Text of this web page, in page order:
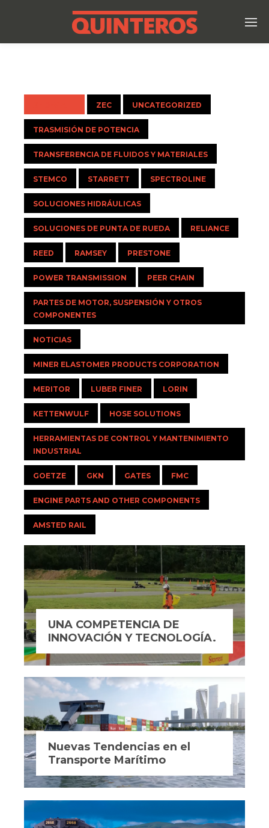
ZEC UNCATEGORIZED
TRASMISIÓN DE POTENCIA
TRANSFERENCIA DE FLUIDOS Y MATERIALES
STEMCO STARRETT SPECTROLINE
SOLUCIONES HIDRÁULICAS
SOLUCIONES DE PUNTA DE RUEDA RELIANCE
REED RAMSEY PRESTONE
POWER TRANSMISSION PEER CHAIN
PARTES DE MOTOR, SUSPENSIÓN Y OTROS
COMPONENTES
NOTICIAS
MINER ELASTOMER PRODUCTS CORPORATION
MERITOR LUBER FINER LORIN
KETTENWULF HOSE SOLUTIONS
HERRAMIENTAS DE CONTROL Y MANTENIMIENTO
INDUSTRIAL
GOETZE GKN GATES FMC
ENGINE PARTS AND OTHER COMPONENTS
AMSTED RAIL
UNA COMPETENCIA DE
INNOVACIÓN Y TECNOLOGÍA.
Nuevas Tendencias en el
Transporte Marítimo